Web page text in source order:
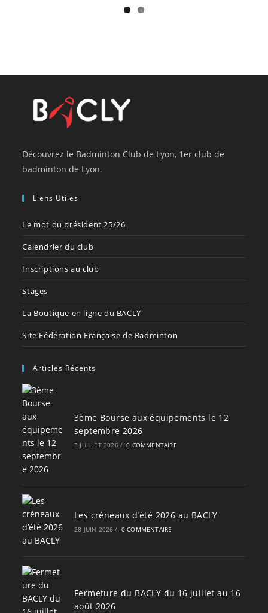
Découvrez le Badminton Club de Lyon, 1er club de
badminton de Lyon.
Liens Utiles
Le mot du président 25/26
Calendrier du club
Inscriptions au club
Stages
La Boutique en ligne du BACLY
Site Fédération Française de Badminton
Articles Récents
3ème Bourse aux équipements le 12
septembre 2026
3 JUILLET 2026 / 0 COMMENTAIRE
Les créneaux d’été 2026 au BACLY
28 JUIN 2026 / 0 COMMENTAIRE
Fermeture du BACLY du 16 juillet au 16
août 2026